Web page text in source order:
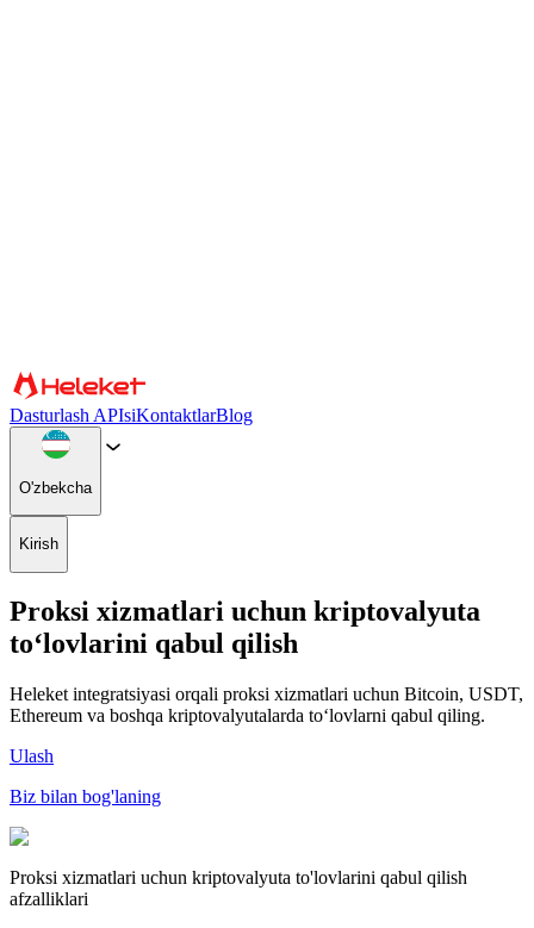
Dasturlash APIsiKontaktlarBlog
O'zbekcha
Kirish
Proksi xizmatlari uchun kriptovalyuta
to‘lovlarini qabul qilish
Heleket integratsiyasi orqali proksi xizmatlari uchun Bitcoin, USDT,
Ethereum va boshqa kriptovalyutalarda to‘lovlarni qabul qiling.
Ulash
Biz bilan bog'laning
Proksi xizmatlari uchun kriptovalyuta to'lovlarini qabul qilish
afzalliklari